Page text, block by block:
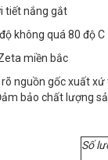
tiết nắng gắt
không quá 80 độ C
miền bắc
rõ nguồn gốc xuất
bảo chất lượng
Số